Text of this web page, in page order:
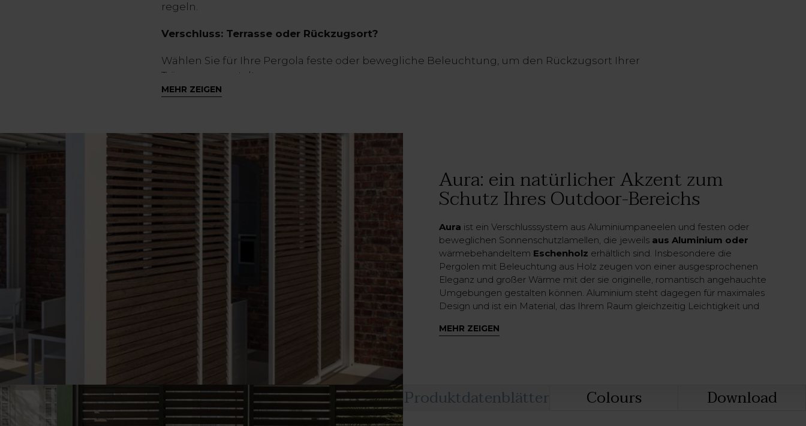
regeln.
Verschluss: Terrasse oder Rückzugsort?
Wählen Sie für Ihre Pergola feste oder bewegliche Beleuchtung, um den Rückzugsort Ihrer
Träume zu gestalten.
MEHR ZEIGEN
Aura: ein natürlicher Akzent zum
Schutz Ihres Outdoor-Bereichs
Aura ist ein Verschlusssystem aus Aluminiumpaneelen und festen oder
beweglichen Sonnenschutzlamellen, die jeweils aus Aluminium oder
wärmebehandeltem Eschenholz erhältlich sind. Insbesondere die
Pergolen mit Beleuchtung aus Holz zeugen von einer ausgesprochenen
Eleganz und großer Wärme mit der sie originelle, romantisch angehauchte
Umgebungen gestalten können. Aluminium steht dagegen für maximales
Design und ist ein Material, das Ihrem Raum gleichzeitig Leichtigkeit und
Konstruktionen wie Move, die
gewünschte Position eingestellt werden, wodurch der Licht- und Lufteinfall
MEHR ZEIGEN
Produktdatenblätter Colours Download